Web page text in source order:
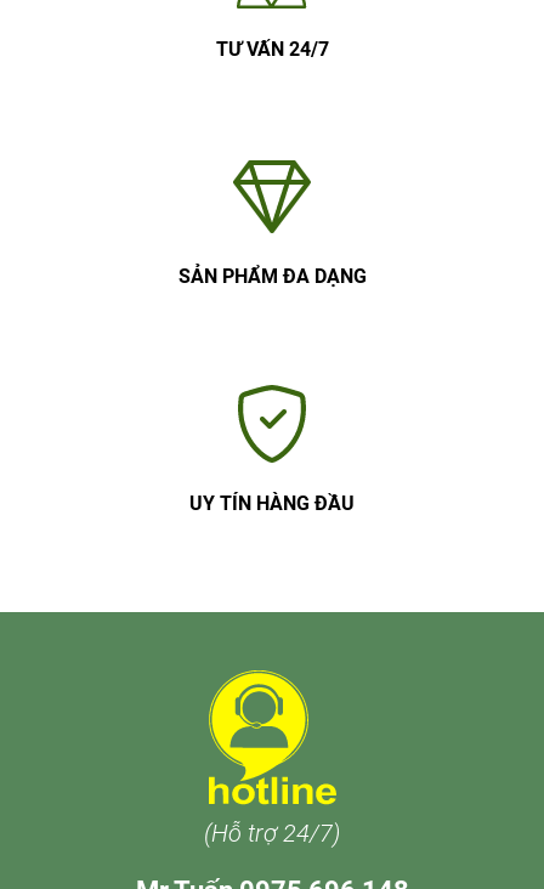
TƯ VẤN 24/7
SẢN PHẨM ĐA DẠNG
UY TÍN HÀNG ĐẦU
(Hỗ trợ 24/7)